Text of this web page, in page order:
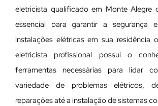
eletricista qualificado em Monte Alegre
essencial para garantir a segurança
instalações elétricas em sua residência
eletricista profissional possui o
ferramentas necessárias para lidar
variedade de problemas elétricos,
reparações até a instalação de sistemas